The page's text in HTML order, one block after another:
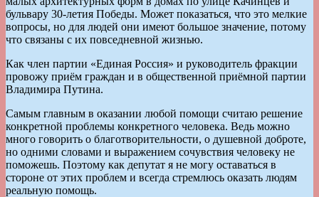
бульвару 30-летия Победы. Может показаться, что это мелкие
вопросы, но для людей они имеют большое значение, потому
что связаны с их повседневной жизнью.
Как член партии «Единая Россия» и руководитель фракции
провожу приём граждан и в общественной приёмной партии
Владимира Путина.
Самым главным в оказании любой помощи считаю решение
конкретной проблемы конкретного человека. Ведь можно
много говорить о благотворительности, о душевной доброте,
но одними словами и выражением сочувствия человеку не
поможешь. Поэтому как депутат я не могу оставаться в
стороне от этих проблем и всегда стремлюсь оказать людям
реальную помощь.